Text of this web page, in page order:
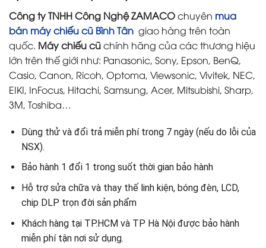
Công ty TNHH Công Nghệ ZAMACOchuyên mua
bán máy chiếu cũ Bình Tân giao hàng trên toàn
quốc. Máy chiếu cũchính hãng của các thương hiệu
lớn trên thế giới như: Panasonic, Sony, Epson, BenQ,
Casio, Canon, Ricoh, Optoma, Viewsonic, Vivitek, NEC,
EIKI, InFocus, Hitachi, Samsung, Acer, Mitsubishi, Sharp,
3M, Toshiba…
Dùng thử và đổi trả miễn phí trong 7 ngày (nếu do lỗi của
NSX).
Bảo hành 1 đổi 1 trong suốt thời gian bảo hành
Hỗ trợ sửa chữa và thay thế linh kiện, bóng đèn, LCD,
chip DLP trọn đời sản phẩm
Khách hàng tại TP.HCM và TP Hà Nội được bảo hành
miễn phí tận nơi sử dụng.